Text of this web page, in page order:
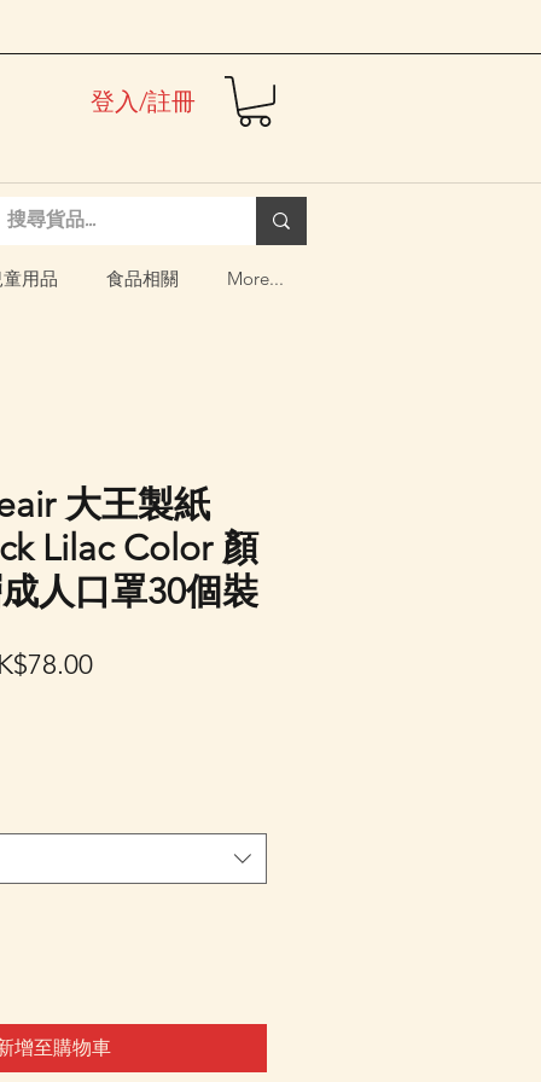
登入/註冊
童用品 食品相關 More...
大王製紙
Lilac Color 顏
人口罩30個裝
促
增至購物車